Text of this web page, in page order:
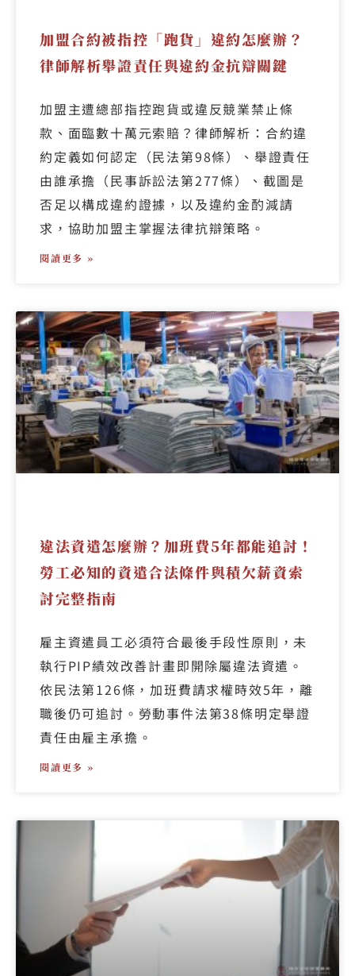
加盟合約被指控「跑貨」違約怎麼辦？
律師解析舉證責任與違約金抗辯關鍵
加盟主遭總部指控跑貨或違反競業禁止條
款、面臨數十萬元索賠？律師解析：合約違
約定義如何認定（民法第98條）、舉證責任
由誰承擔（民事訴訟法第277條）、截圖是
否足以構成違約證據，以及違約金酌減請
求，協助加盟主掌握法律抗辯策略。
閱讀更多 »
違法資遣怎麼辦？加班費5年都能追討！
勞工必知的資遣合法條件與積欠薪資索
討完整指南
雇主資遣員工必須符合最後手段性原則，未
執行PIP績效改善計畫即開除屬違法資遣。
依民法第126條，加班費請求權時效5年，離
職後仍可追討。勞動事件法第38條明定舉證
責任由雇主承擔。
閱讀更多 »